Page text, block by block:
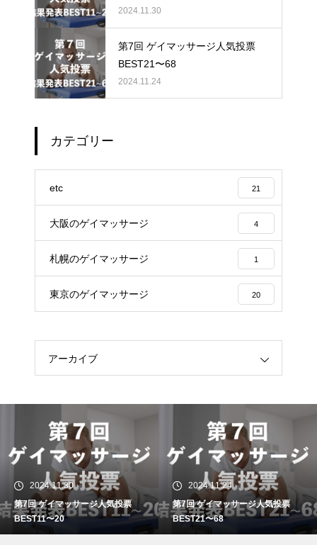
2024.11.30
第7回 ゲイマッサージ人気投票
BEST21〜68
2024.11.24
カテゴリー
etc 21
大阪のゲイマッサージ 4
札幌のゲイマッサージ 1
東京のゲイマッサージ 20
アーカイブ
2024.11.30
第7回 ゲイマッサージ人気投票
BEST11〜20
2024.11.24
第7回 ゲイマッサージ人気投票
BEST21〜68